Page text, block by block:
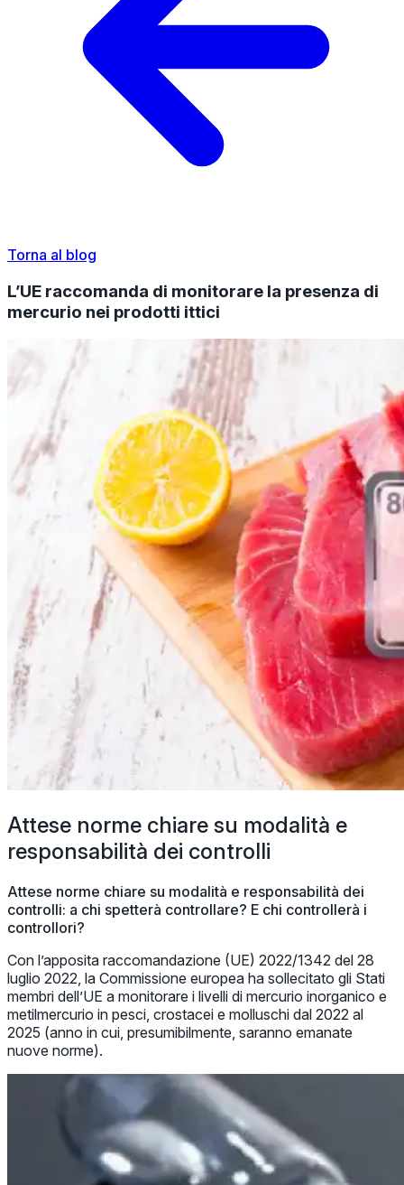
Torna al blog
L’UE raccomanda di monitorare la presenza di
mercurio nei prodotti ittici
Attese norme chiare su modalità e
responsabilità dei controlli
Attese norme chiare su modalità e responsabilità dei
controlli: a chi spetterà controllare? E chi controllerà i
controllori?
Con l’apposita raccomandazione (UE) 2022/1342 del 28
luglio 2022, la Commissione europea ha sollecitato gli Stati
membri dell’UE a monitorare i livelli di mercurio inorganico e
metilmercurio in pesci, crostacei e molluschi dal 2022 al
2025 (anno in cui, presumibilmente, saranno emanate
nuove norme).